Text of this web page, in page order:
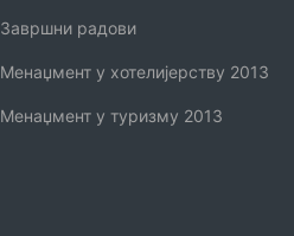
Завршни радови
Менаџмент у хотелијерству 2013
Менаџмент у туризму 2013